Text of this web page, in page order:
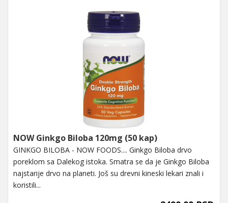
NOW Ginkgo Biloba 120mg (50 kap)
GINKGO BILOBA - NOW FOODS.... Ginkgo Biloba drvo
poreklom sa Dalekog istoka. Smatra se da je Ginkgo Biloba
najstarije drvo na planeti. Još su drevni kineski lekari znali i
koristili...